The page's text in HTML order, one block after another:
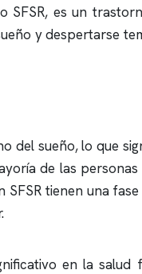
SFSR, es un
y despertarse
del sueño, lo que
de las
tienen una
en la